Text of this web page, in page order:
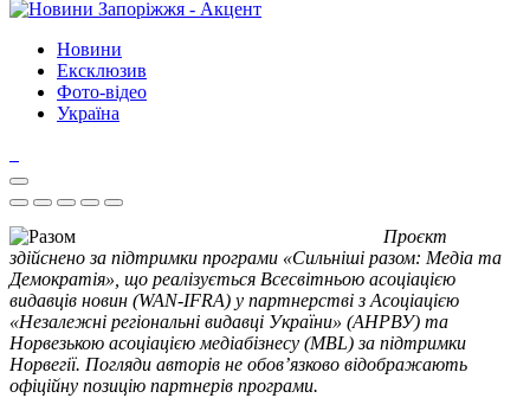
Новини
Ексклюзив
Фото-відео
Україна
Проєкт
здійснено за підтримки програми «Сильніші разом: Медіа та
Демократія», що реалізується Всесвітньою асоціацією
видавців новин (WAN-IFRA) у партнерстві з Асоціацією
«Незалежні регіональні видавці України» (АНРВУ) та
Норвезькою асоціацією медіабізнесу (MBL) за підтримки
Норвегії. Погляди авторів не обов’язково відображають
офіційну позицію партнерів програми.